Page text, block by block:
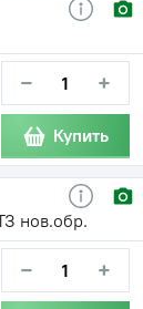
− +
Купить
нов.обр.
− +